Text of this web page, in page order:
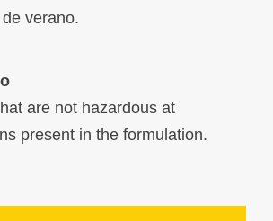
verano.
are not hazardous at
present in the formulation.